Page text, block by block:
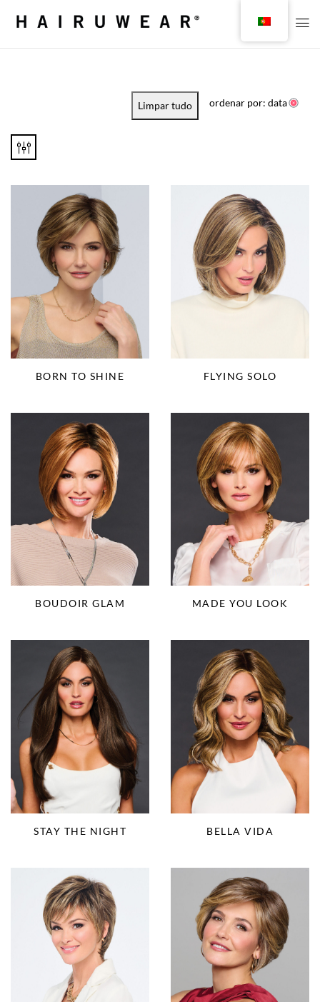
Limpar tudo ordenar por: data
BORN TO SHINE FLYING SOLO
BOUDOIR GLAM MADE YOU LOOK
STAY THE NIGHT BELLA VIDA